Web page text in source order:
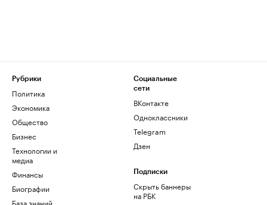
Рубрики
Политика
Экономика
Общество
Бизнес
Технологии и
медиа
Финансы
Биографии
База знаний
Социальные
сети
ВКонтакте
Одноклассники
Telegram
Дзен
Подписки
Скрыть баннеры
на РБК